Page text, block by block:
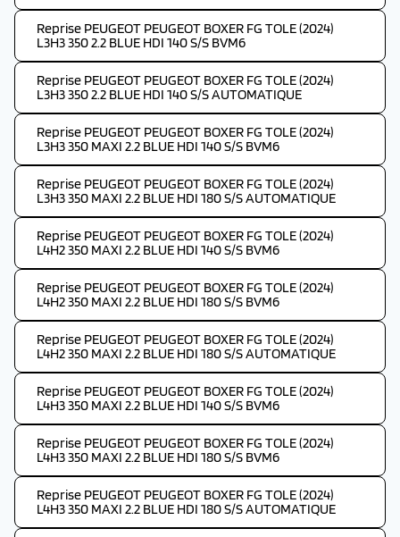
Reprise PEUGEOT PEUGEOT BOXER FG TOLE (2024)
L3H3 350 2.2 BLUE HDI 140 S/S BVM6
Reprise PEUGEOT PEUGEOT BOXER FG TOLE (2024)
L3H3 350 2.2 BLUE HDI 140 S/S AUTOMATIQUE
Reprise PEUGEOT PEUGEOT BOXER FG TOLE (2024)
L3H3 350 MAXI 2.2 BLUE HDI 140 S/S BVM6
Reprise PEUGEOT PEUGEOT BOXER FG TOLE (2024)
L3H3 350 MAXI 2.2 BLUE HDI 180 S/S AUTOMATIQUE
Reprise PEUGEOT PEUGEOT BOXER FG TOLE (2024)
L4H2 350 MAXI 2.2 BLUE HDI 140 S/S BVM6
Reprise PEUGEOT PEUGEOT BOXER FG TOLE (2024)
L4H2 350 MAXI 2.2 BLUE HDI 180 S/S BVM6
Reprise PEUGEOT PEUGEOT BOXER FG TOLE (2024)
L4H2 350 MAXI 2.2 BLUE HDI 180 S/S AUTOMATIQUE
Reprise PEUGEOT PEUGEOT BOXER FG TOLE (2024)
L4H3 350 MAXI 2.2 BLUE HDI 140 S/S BVM6
Reprise PEUGEOT PEUGEOT BOXER FG TOLE (2024)
L4H3 350 MAXI 2.2 BLUE HDI 180 S/S BVM6
Reprise PEUGEOT PEUGEOT BOXER FG TOLE (2024)
L4H3 350 MAXI 2.2 BLUE HDI 180 S/S AUTOMATIQUE